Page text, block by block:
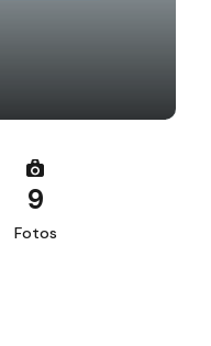
9
Fotos